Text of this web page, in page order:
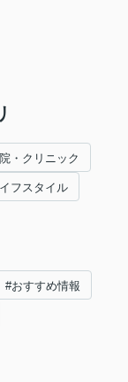
・クリニック
フスタイル
#おすすめ情報